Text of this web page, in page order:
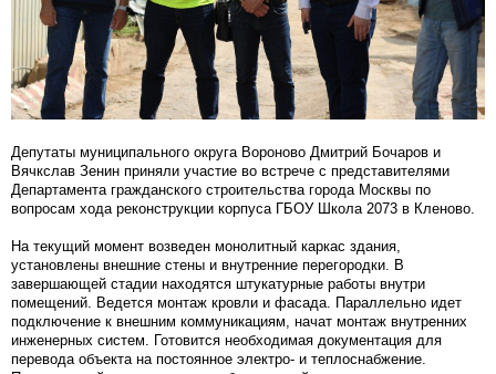
Депутаты муниципального округа Вороново Дмитрий Бочаров и
Вячкслав Зенин приняли участие во встрече с представителями
Департамента гражданского строительства города Москвы по
вопросам хода реконструкции корпуса ГБОУ Школа 2073 в Кленово.
На текущий момент возведен монолитный каркас здания,
установлены внешние стены и внутренние перегородки. В
завершающей стадии находятся штукатурные работы внутри
помещений. Ведется монтаж кровли и фасада. Параллельно идет
подключение к внешним коммуникациям, начат монтаж внутренних
инженерных систем. Готовится необходимая документация для
перевода объекта на постоянное электро- и теплоснабжение.